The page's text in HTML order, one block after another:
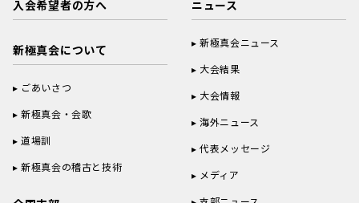
入会希望者の方へ
新極真会について
ごあいさつ
新極真会・会歌
道場訓
新極真会の稽古と技術
ニュース
新極真会ニュース
大会結果
大会情報
海外ニュース
代表メッセージ
メディア